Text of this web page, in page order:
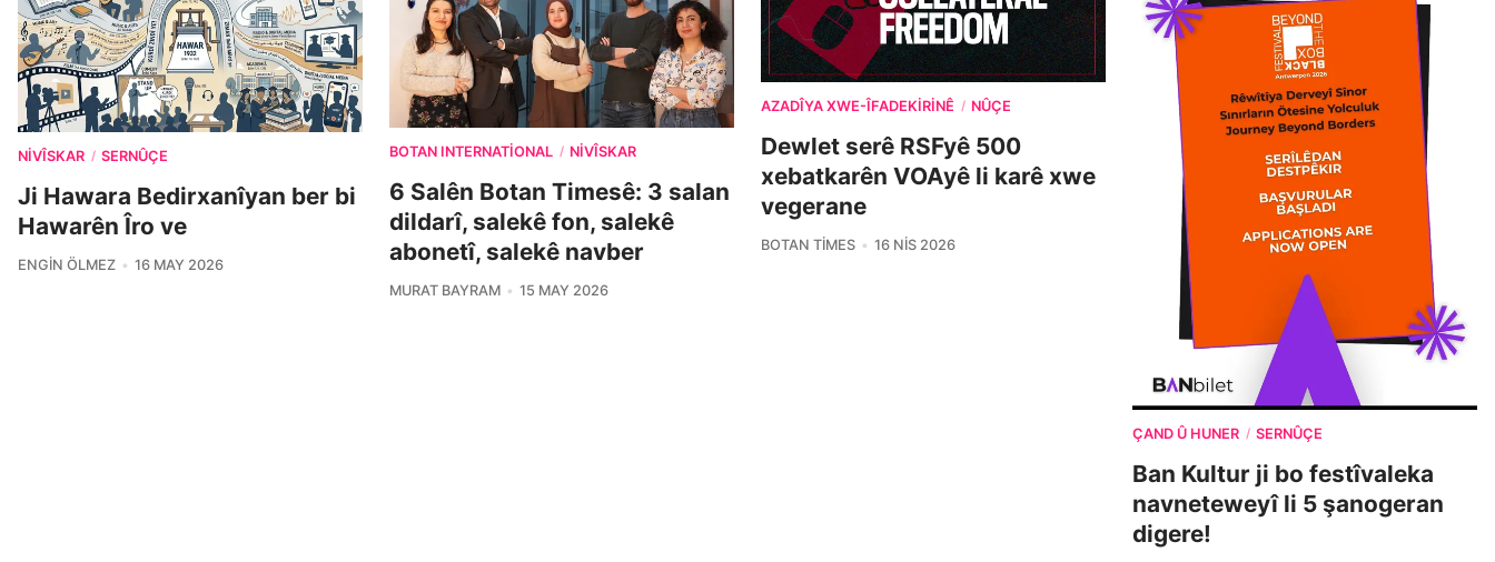
NIVÎSKAR / SERNÛÇE
Ji Hawara Bedirxanîyan ber bi
Hawarên Îro ve
ENGIN ÖLMEZ 16 MAY 2026
BOTAN INTERNATIONAL / NIVÎSKAR
6 Salên Botan Timesê: 3 salan
dildarî, salekê fon, salekê
abonetî, salekê navber
MURAT BAYRAM 15 MAY 2026
AZADÎYA XWE-ÎFADEKIRINÊ / NÛÇE
Dewlet serê RSFyê 500
xebatkarên VOAyê li karê xwe
vegerane
BOTAN TIMES 16 NIS 2026
ÇAND Û HUNER / SERNÛÇE
Ban Kultur ji bo festîvaleka
navneteweyî li 5 şanogeran
digere!